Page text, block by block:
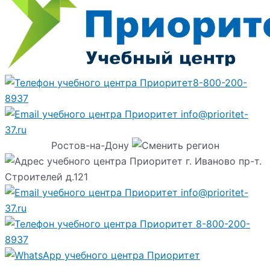
8-800-200-
8937
info@prioritet-
37.ru
Ростов-на-Дону
г. Иваново пр-т.
Строителей д.121
info@prioritet-
37.ru
8-800-200-
8937